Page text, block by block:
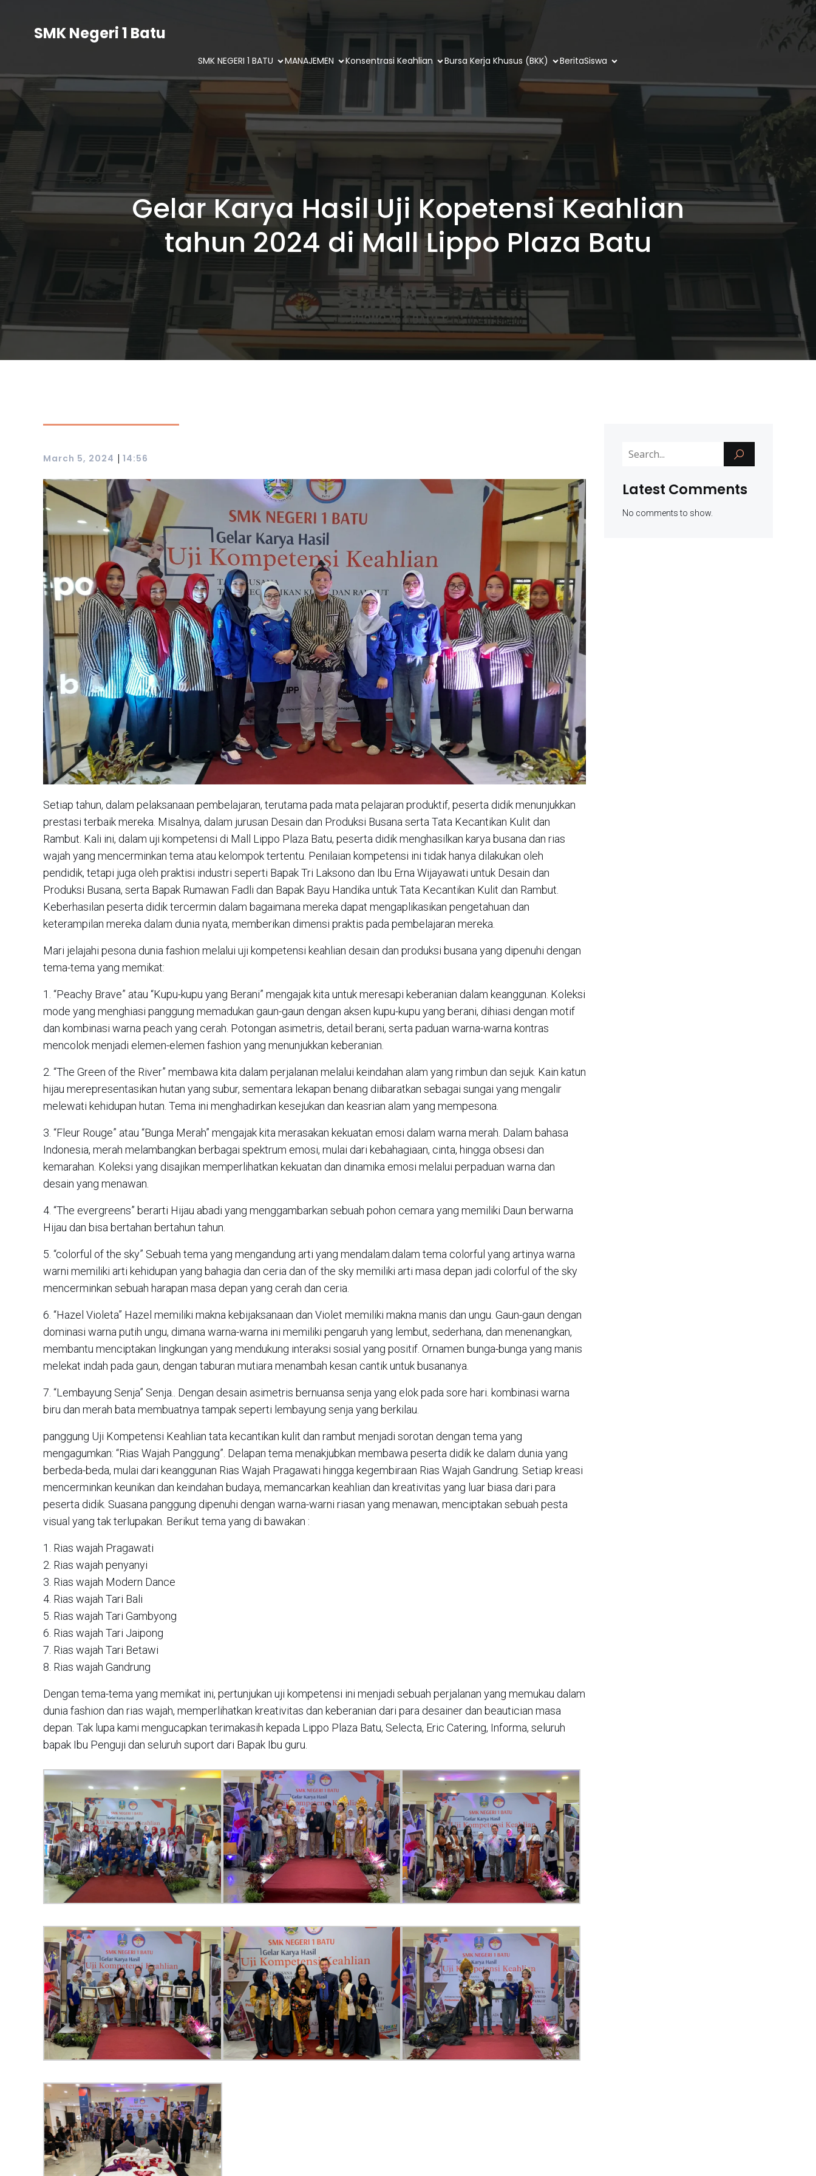
SMK Negeri 1 Batu
SMK NEGERI 1 BATU MANAJEMEN Konsentrasi Keahlian Bursa Kerja Khusus (BKK) BeritaSiswa
Gelar Karya Hasil Uji Kopetensi Keahlian
tahun 2024 di Mall Lippo Plaza Batu
March 5, 2024 | 14:56
Setiap tahun, dalam pelaksanaan pembelajaran, terutama pada mata pelajaran produktif, peserta didik menunjukkan
prestasi terbaik mereka. Misalnya, dalam jurusan Desain dan Produksi Busana serta Tata Kecantikan Kulit dan
Rambut. Kali ini, dalam uji kompetensi di Mall Lippo Plaza Batu, peserta didik menghasilkan karya busana dan rias
wajah yang mencerminkan tema atau kelompok tertentu. Penilaian kompetensi ini tidak hanya dilakukan oleh
pendidik, tetapi juga oleh praktisi industri seperti Bapak Tri Laksono dan Ibu Erna Wijayawati untuk Desain dan
Produksi Busana, serta Bapak Rumawan Fadli dan Bapak Bayu Handika untuk Tata Kecantikan Kulit dan Rambut.
Keberhasilan peserta didik tercermin dalam bagaimana mereka dapat mengaplikasikan pengetahuan dan
keterampilan mereka dalam dunia nyata, memberikan dimensi praktis pada pembelajaran mereka.
Mari jelajahi pesona dunia fashion melalui uji kompetensi keahlian desain dan produksi busana yang dipenuhi dengan
tema-tema yang memikat:
1. “Peachy Brave” atau “Kupu-kupu yang Berani” mengajak kita untuk meresapi keberanian dalam keanggunan. Koleksi
mode yang menghiasi panggung memadukan gaun-gaun dengan aksen kupu-kupu yang berani, dihiasi dengan motif
dan kombinasi warna peach yang cerah. Potongan asimetris, detail berani, serta paduan warna-warna kontras
mencolok menjadi elemen-elemen fashion yang menunjukkan keberanian.
2. “The Green of the River” membawa kita dalam perjalanan melalui keindahan alam yang rimbun dan sejuk. Kain katun
hijau merepresentasikan hutan yang subur, sementara lekapan benang diibaratkan sebagai sungai yang mengalir
melewati kehidupan hutan. Tema ini menghadirkan kesejukan dan keasrian alam yang mempesona.
3. “Fleur Rouge” atau “Bunga Merah” mengajak kita merasakan kekuatan emosi dalam warna merah. Dalam bahasa
Indonesia, merah melambangkan berbagai spektrum emosi, mulai dari kebahagiaan, cinta, hingga obsesi dan
kemarahan. Koleksi yang disajikan memperlihatkan kekuatan dan dinamika emosi melalui perpaduan warna dan
desain yang menawan.
4. “The evergreens” berarti Hijau abadi yang menggambarkan sebuah pohon cemara yang memiliki Daun berwarna
Hijau dan bisa bertahan bertahun tahun.
5. “colorful of the sky” Sebuah tema yang mengandung arti yang mendalam.dalam tema colorful yang artinya warna
warni memiliki arti kehidupan yang bahagia dan ceria dan of the sky memiliki arti masa depan jadi colorful of the sky
mencerminkan sebuah harapan masa depan yang cerah dan ceria.
6. “Hazel Violeta” Hazel memiliki makna kebijaksanaan dan Violet memiliki makna manis dan ungu. Gaun-gaun dengan
dominasi warna putih ungu, dimana warna-warna ini memiliki pengaruh yang lembut, sederhana, dan menenangkan,
membantu menciptakan lingkungan yang mendukung interaksi sosial yang positif. Ornamen bunga-bunga yang manis
melekat indah pada gaun, dengan taburan mutiara menambah kesan cantik untuk busananya.
7. “Lembayung Senja” Senja.. Dengan desain asimetris bernuansa senja yang elok pada sore hari. kombinasi warna
biru dan merah bata membuatnya tampak seperti lembayung senja yang berkilau.
panggung Uji Kompetensi Keahlian tata kecantikan kulit dan rambut menjadi sorotan dengan tema yang
mengagumkan: “Rias Wajah Panggung”. Delapan tema menakjubkan membawa peserta didik ke dalam dunia yang
berbeda-beda, mulai dari keanggunan Rias Wajah Pragawati hingga kegembiraan Rias Wajah Gandrung. Setiap kreasi
mencerminkan keunikan dan keindahan budaya, memancarkan keahlian dan kreativitas yang luar biasa dari para
peserta didik. Suasana panggung dipenuhi dengan warna-warni riasan yang menawan, menciptakan sebuah pesta
visual yang tak terlupakan. Berikut tema yang di bawakan :
1. Rias wajah Pragawati
2. Rias wajah penyanyi
3. Rias wajah Modern Dance
4. Rias wajah Tari Bali
5. Rias wajah Tari Gambyong
6. Rias wajah Tari Jaipong
7. Rias wajah Tari Betawi
8. Rias wajah Gandrung
Dengan tema-tema yang memikat ini, pertunjukan uji kompetensi ini menjadi sebuah perjalanan yang memukau dalam
dunia fashion dan rias wajah, memperlihatkan kreativitas dan keberanian dari para desainer dan beautician masa
depan. Tak lupa kami mengucapkan terimakasih kepada Lippo Plaza Batu, Selecta, Eric Catering, Informa, seluruh
bapak Ibu Penguji dan seluruh suport dari Bapak Ibu guru.
Latest Comments
No comments to show.